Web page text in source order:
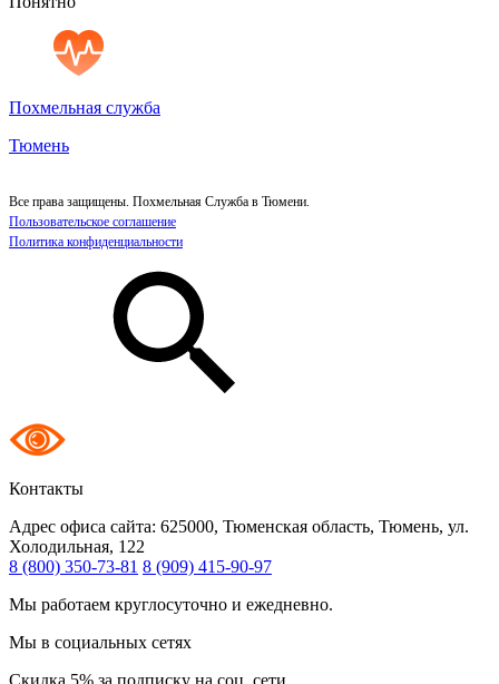
Похмельная служба
Тюмень
Все права защищены. Похмельная Служба в Тюмени.
Пользовательское соглашение
Политика конфиденциальности
Контакты
Адрес офиса сайта: 625000, Тюменская область, Тюмень, ул.
Холодильная, 122
8 (800) 350-73-81 8 (909) 415-90-97
Мы работаем круглосуточно и ежедневно.
Мы в социальных сетях
Скидка 5% за подписку на соц. сети